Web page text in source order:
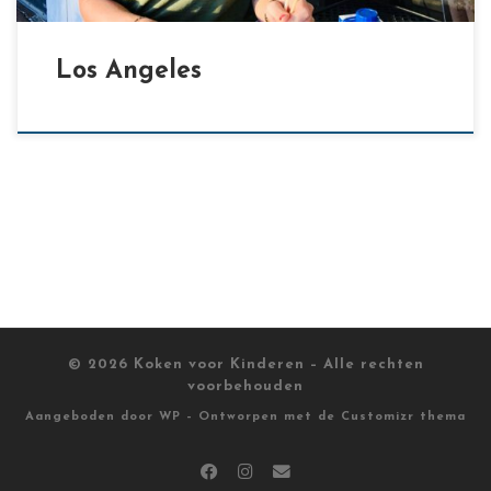
Los Angeles
© 2026 Koken voor Kinderen
– Alle rechten
voorbehouden
Aangeboden door WP – Ontworpen met de Customizr thema